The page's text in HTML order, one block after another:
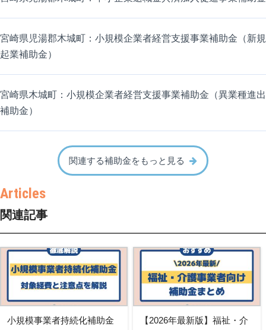
宮崎県児湯郡木城町：小規模企業者経営支援事業補助金（新規
起業補助金）
宮崎県木城町：小規模企業者経営支援事業補助金（異業種進出
補助金）
関連する補助金をもっと見る
関連記事
小規模事業者持続化補助金
【2026年最新版】福祉・介